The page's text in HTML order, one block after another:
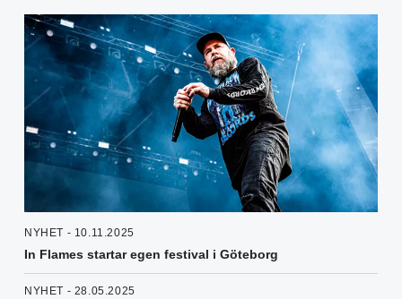
NYHET - 10.11.2025
In Flames startar egen festival i Göteborg
NYHET - 28.05.2025